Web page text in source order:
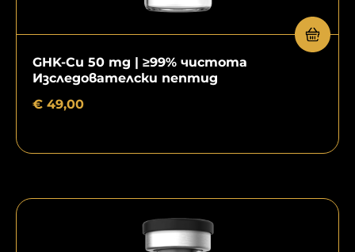
GHK-Cu 50 mg | ≥99% чистота
Изследователски пептид
€ 49,00